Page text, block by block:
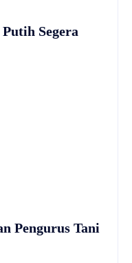
Segera
Pengurus Tani